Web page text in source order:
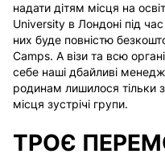
надати дітям місця на
University в Лондоні під час
них буде повністю
Camps. А візи та всю
себе наші дбайливі
родинам лишилося тільки
місця зустрічі групи.
ТРОЄ